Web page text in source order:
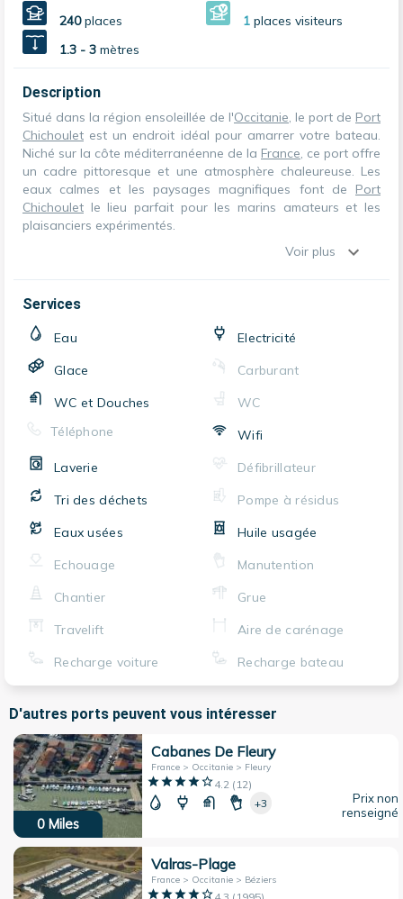
240places 1 places visiteurs
1.3 - 3 mètres
Description
Situé dans la région ensoleillée de l'Occitanie, le port de Port
Chichoulet est un endroit idéal pour amarrer votre bateau.
Niché sur la côte méditerranéenne de la France, ce port offre
un cadre pittoresque et une atmosphère chaleureuse. Les
eaux calmes et les paysages magnifiques font de Port
Chichoulet le lieu parfait pour les marins amateurs et les
plaisanciers expérimentés.
Voir plus
Services
Eau
Electricité
Glace
Carburant
WC et Douches
WC
Téléphone
Wifi
Laverie
Défibrillateur
Tri des déchets
Pompe à résidus
Eaux usées
Huile usagée
Echouage
Manutention
Chantier
Grue
Travelift
Aire de carénage
Recharge voiture
Recharge bateau
D'autres ports peuvent vous intéresser
0 Miles
Cabanes De Fleury
France > Occitanie > Fleury
4.2( 12)
+3
Prix non
renseigné
Valras-Plage
France > Occitanie > Béziers